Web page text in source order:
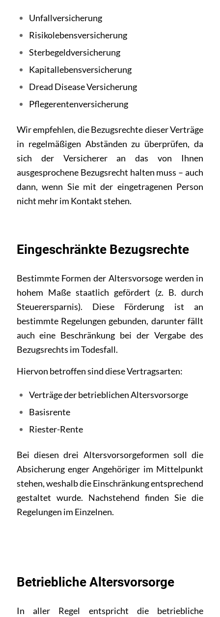
Unfallversicherung
Risikolebensversicherung
Sterbegeldversicherung
Kapitallebensversicherung
Dread Disease Versicherung
Pflegerentenversicherung
Wir empfehlen, die Bezugsrechte dieser Verträge
in regelmäßigen Abständen zu überprüfen, da
sich der Versicherer an das von Ihnen
ausgesprochene Bezugsrecht halten muss – auch
dann, wenn Sie mit der eingetragenen Person
nicht mehr im Kontakt stehen.
Eingeschränkte Bezugsrechte
Bestimmte Formen der Altersvorsoge werden in
hohem Maße staatlich gefördert (z. B. durch
Steuerersparnis). Diese Förderung ist an
bestimmte Regelungen gebunden, darunter fällt
auch eine Beschränkung bei der Vergabe des
Bezugsrechts im Todesfall.
Hiervon betroffen sind diese Vertragsarten:
Verträge der betrieblichen Altersvorsorge
Basisrente
Riester-Rente
Bei diesen drei Altersvorsorgeformen soll die
Absicherung enger Angehöriger im Mittelpunkt
stehen, weshalb die Einschränkung entsprechend
gestaltet wurde. Nachstehend finden Sie die
Regelungen im Einzelnen.
Betriebliche Altersvorsorge
In aller Regel entspricht die betriebliche